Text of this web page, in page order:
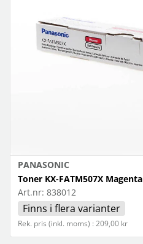
PANASONIC
Toner KX-FATM507X Magenta
Art.nr: 838012
Finns i flera varianter
Rek. pris (inkl. moms) : 209,00 kr